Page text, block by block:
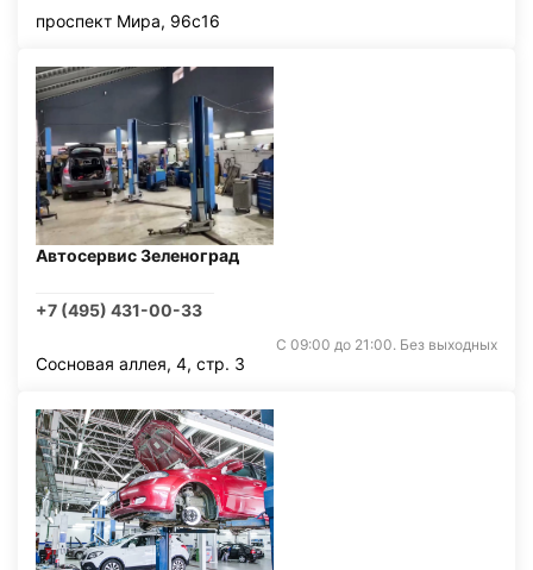
проспект Мира, 96с16
Автосервис Зеленоград
+7 (495) 431-00-33
С 09:00 до 21:00. Без выходных
Сосновая аллея, 4, стр. 3